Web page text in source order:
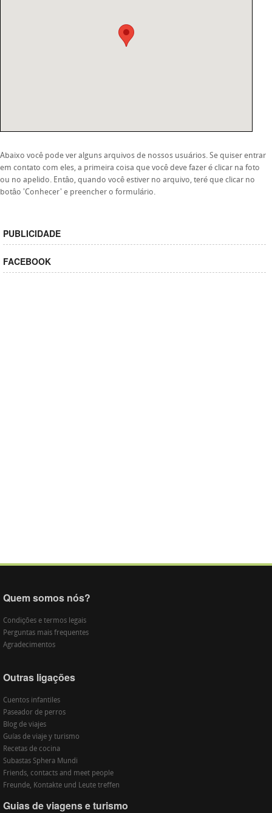
Abaixo você pode ver alguns arquivos de nossos usuários. Se quiser entrar
em contato com eles, a primeira coisa que você deve fazer é clicar na foto
ou no apelido. Entâo, quando você estiver no arquivo, teré que clicar no
botâo 'Conhecer' e preencher o formulário.
PUBLICIDADE
FACEBOOK
Quem somos nós?
Condições e termos legais
Perguntas mais frequentes
Agradecimentos
Outras ligações
Cuentos infantiles
Paseador de perros
Blog de viajes
Guías de viaje y turismo
Recetas de cocina
Subastas Sphera Mundi
Friends, contacts and meet people
Freunde, Kontakte und Leute treffen
Guias de viagens e turismo